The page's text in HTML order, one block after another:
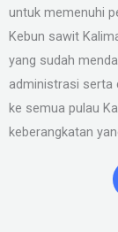
untuk memenuhi
Kebun sawit
yang sudah
administrasi serta
ke semua pulau
keberangkatan